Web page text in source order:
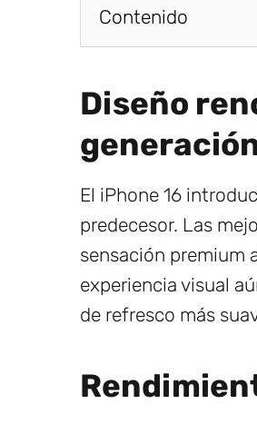
Contenido
Diseño
El iPhone 16
predecesor. Las
sensación premium
experiencia visual
de refresco más